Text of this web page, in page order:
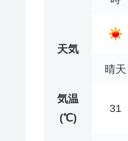
天気
晴天
気温
(℃)
31